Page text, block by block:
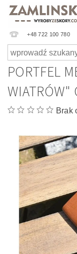
+48 722 100 780
PORTFEL
WIATRÓW"
Brak